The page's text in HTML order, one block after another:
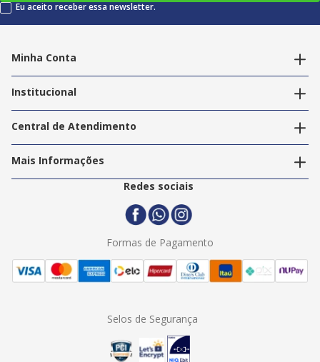
Eu aceito receber essa newsletter.
Minha Conta
Editar endereços
Institucional
Nossas Lojas
Trabalhe Conosco
Central de Atendimento
Política de Privacidade
Termos e Condições
Politica de Entrega
Mais Informações
2ª Via Nota Fiscal
Redes sociais
Formas de Pagamento
Selos de Segurança